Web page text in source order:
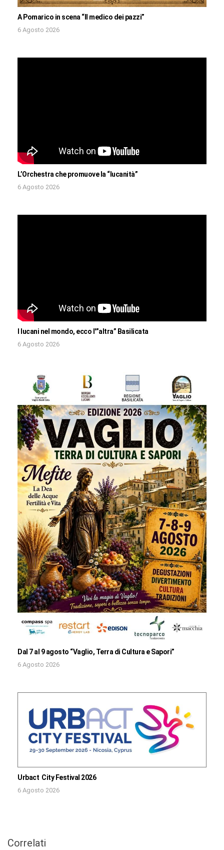
A Pomarico in scena “Il medico dei pazzi”
6 Agosto 2026
L’Orchestra che promuove la “lucanità”
6 Agosto 2026
I lucani nel mondo, ecco l'”altra” Basilicata
6 Agosto 2026
Dal 7 al 9 agosto “Vaglio, Terra di Cultura e Sapori”
6 Agosto 2026
Urbact City Festival 2026
6 Agosto 2026
Correlati